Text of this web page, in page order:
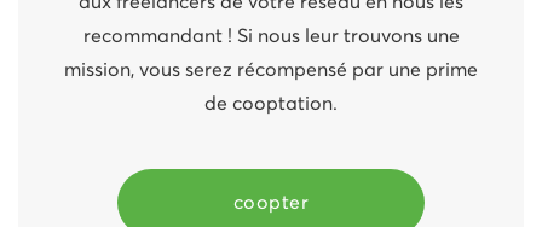
recommandant ! Si nous leur trouvons une
mission, vous serez récompensé par une prime
de cooptation.
coopter